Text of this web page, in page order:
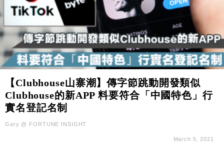
【Clubhouse山寨潮】傳字節跳動開發類似
Clubhouse的新APP 料要符合「中國特色」行
實名登記名制
Gary @ FORTUNE INSIGHT
March 5, 2021